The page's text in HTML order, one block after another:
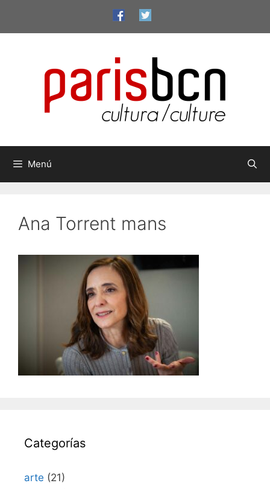
contenido
Menú
Ana Torrent mans
Categorías
arte (21)